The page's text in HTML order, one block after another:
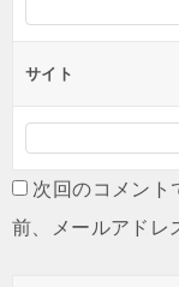
サイト
次回のコメント
前、メールアドレ